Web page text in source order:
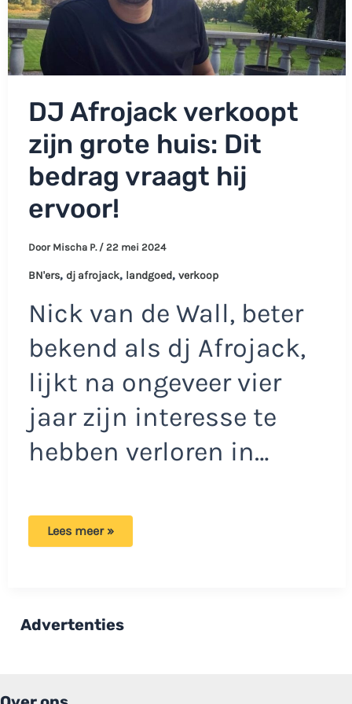
DJ Afrojack verkoopt
zijn grote huis: Dit
bedrag vraagt hij
ervoor!
Door Mischa P. / 22 mei 2024
BN'ers, dj afrojack, landgoed, verkoop
Nick van de Wall, beter
bekend als dj Afrojack,
lijkt na ongeveer vier
jaar zijn interesse te
hebben verloren in…
DJ
bedrag
vraagt
Lees meer »
Advertenties